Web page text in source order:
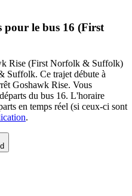
pour le bus 16 (First
Rise (First Norfolk & Suffolk)
Suffolk. Ce trajet débute à
Goshawk Rise. Vous
du bus 16. L'horaire
en temps réel (si ceux-ci sont
.